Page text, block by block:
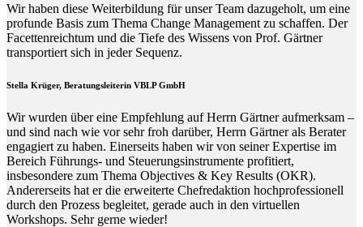
Wir haben diese Weiterbildung für unser Team dazugeholt, um eine
profunde Basis zum Thema Change Management zu schaffen. Der
Facettenreichtum und die Tiefe des Wissens von Prof. Gärtner
transportiert sich in jeder Sequenz.
Stella Krüger, Beratungsleiterin VBLP GmbH
Wir wurden über eine Empfehlung auf Herrn Gärtner aufmerksam –
und sind nach wie vor sehr froh darüber, Herrn Gärtner als Berater
engagiert zu haben. Einerseits haben wir von seiner Expertise im
Bereich Führungs- und Steuerungsinstrumente profitiert,
insbesondere zum Thema Objectives & Key Results (OKR).
Andererseits hat er die erweiterte Chefredaktion hochprofessionell
durch den Prozess begleitet, gerade auch in den virtuellen
Workshops. Sehr gerne wieder!